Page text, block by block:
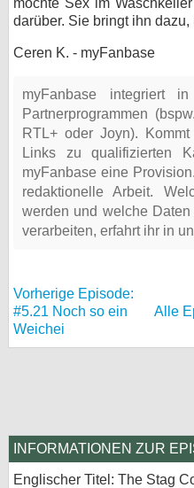
möchte Sex im
darüber. Sie bringt ihn
Ceren K. - myFanbase
myFanbase integriert
Partnerprogrammen
RTL+ oder Joyn).
Links zu qualifizierten
myFanbase eine
redaktionelle Arbeit.
werden und welche
verarbeiten, erfahrt ihr in
Vorherige Episode:
#5.21 Noch so ein
Weichei
Alle
INFORMATIONEN ZUR
Englischer Titel: The Stag